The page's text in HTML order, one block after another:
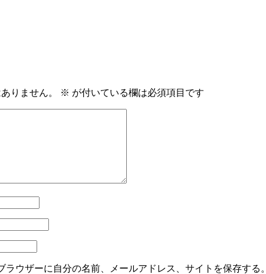
りません。 ※ が付いている欄は必須項目です
ウザーに自分の名前、メールアドレス、サイトを保存する。